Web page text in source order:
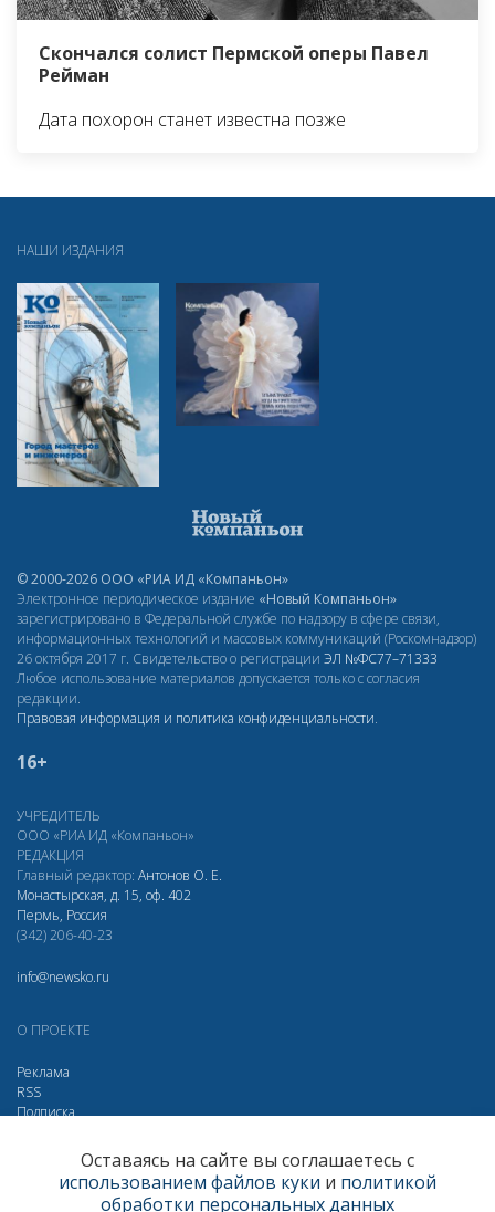
Скончался солист Пермской оперы Павел
Рейман
Дата похорон станет известна позже
НАШИ ИЗДАНИЯ
© 2000-2026 ООО «РИА ИД «Компаньон»
Электронное периодическое издание «Новый Компаньон»
зарегистрировано в Федеральной службе по надзору в сфере связи,
информационных технологий и массовых коммуникаций (Роскомнадзор)
26 октября 2017 г. Свидетельство о регистрации ЭЛ №ФС77–71333
Любое использование материалов допускается только с согласия
редакции.
Правовая информация и политика конфиденциальности.
16+
УЧРЕДИТЕЛЬ
ООО «РИА ИД «Компаньон»
РЕДАКЦИЯ
Главный редактор: Антонов О. Е.
Монастырская, д. 15, оф. 402
Пермь, Россия
(342) 206-40-23
info@newsko.ru
О ПРОЕКТЕ
Реклама
RSS
Подписка
Одноклассники
Яндекс.Метрика за 30 дней
Оставаясь на сайте вы соглашаетесь с
использованием файлов куки и политикой
обработки персональных данных